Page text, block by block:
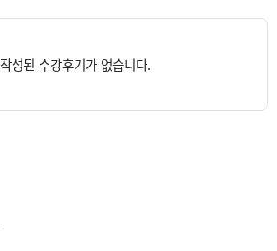
작성된 수강후기가 없습니다.